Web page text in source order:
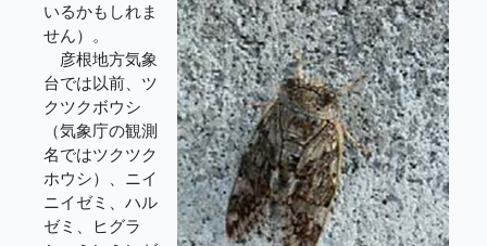
いるかもしれま
せん）。
彦根地方気象
台では以前、ツ
クツクボウシ
（気象庁の観測
名ではツクツク
ホウシ）、ニイ
ニイゼミ、ハル
ゼミ、ヒグラ